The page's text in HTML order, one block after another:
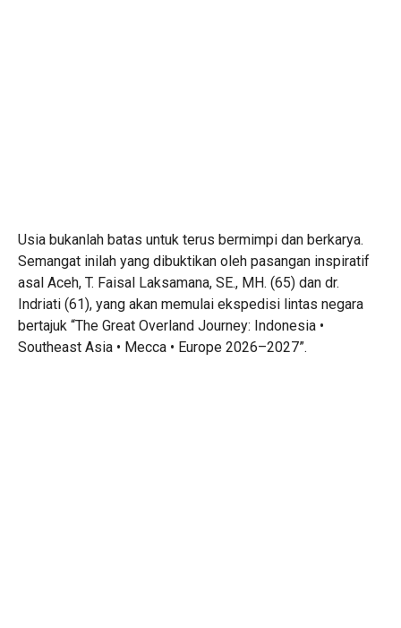
Usia bukanlah batas untuk terus bermimpi dan berkarya.
Semangat inilah yang dibuktikan oleh pasangan inspiratif
asal Aceh, T. Faisal Laksamana, SE., MH. (65) dan dr.
Indriati (61), yang akan memulai ekspedisi lintas negara
bertajuk “The Great Overland Journey: Indonesia •
Southeast Asia • Mecca • Europe 2026–2027”.